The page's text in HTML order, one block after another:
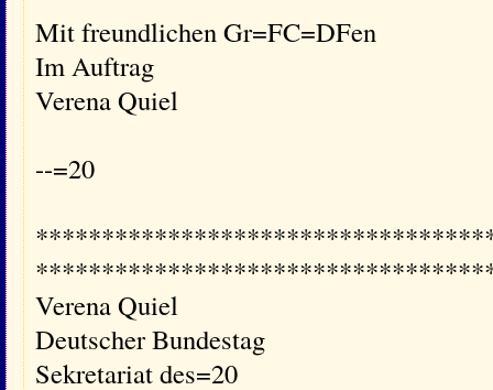
Mit freundlichen Gr=FC=DFen
Im Auftrag
Verena Quiel
--=20
Verena Quiel
Deutscher Bundestag
Sekretariat des=20